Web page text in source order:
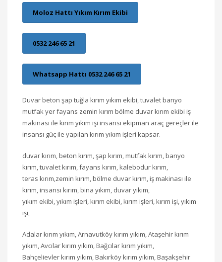
Moloz Hattı Yıkım Kırım Ekibi
0532 246 65 21
Whatsapp Hattı 0532 246 65 21
Duvar beton şap tuğla kırım yıkım ekibi, tuvalet banyo
mutfak yer fayans zemin kırım bölme duvar kırım ekibi iş
makinası ile kırım yıkım işi insansı ekipman araç gereçler ile
insansı güç ile yapılan kırım yıkım işleri kapsar.
duvar kırım, beton kırım, şap kırım, mutfak kırım, banyo
kırım, tuvalet kırım, fayans kırım, kalebodur kırım,
teras kırım,zemin kırım, bölme duvar kırım, iş makinası ile
kırım, insansı kırım, bina yıkım, duvar yıkım,
yıkım ekibi, yıkım işleri, kırım ekibi, kırım işleri, kırım işi, yıkım
işi,
Adalar kırım yıkım, Arnavutköy kırım yıkım, Ataşehir kırım
yıkım, Avcılar kırım yıkım, Bağcılar kırım yıkım,
Bahçelievler kırım yıkım, Bakırköy kırım yıkım, Başakşehir